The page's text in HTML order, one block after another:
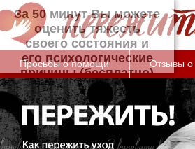
За 50 минут Вы можете
своего состояния и его
причины
Просьбы о помощи Отзывы о